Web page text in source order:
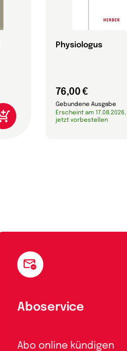
Physiologus
76,00 €
Gebundene Ausgabe
Erscheint am 17.08.2026,
jetzt vorbestellen
Aboservice
Abo online kündigen